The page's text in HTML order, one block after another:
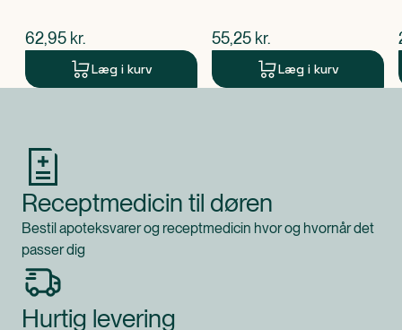
$nuværende pris
62,95 kr.
Læg i kurv
$nuværende pris
55,25 kr.
Læg i kurv
Receptmedicin til døren
Bestil apoteksvarer og receptmedicin hvor og hvornår det
passer dig
Hurtig levering